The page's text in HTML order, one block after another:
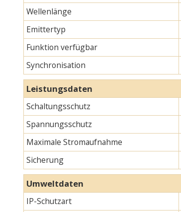
Wellenlänge
Emittertyp
Funktion verfügbar
Synchronisation
Leistungsdaten
Schaltungsschutz
Spannungsschutz
Maximale Stromaufnahme
Sicherung
Umweltdaten
IP-Schutzart